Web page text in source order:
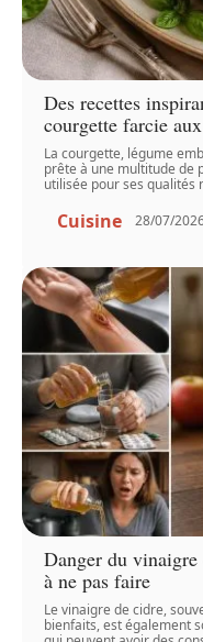
Des recettes
courgette farcie
La courgette, légume
prête à une multitude de
utilisée pour ses qualités
Cuisine 28/07/
Danger du
à ne pas faire
Le vinaigre de cidre,
bienfaits, est également